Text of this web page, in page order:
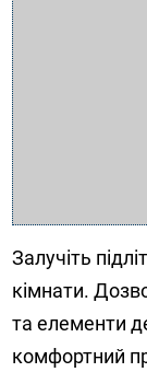
Залучіть
кімнати.
та елементи
комфортний